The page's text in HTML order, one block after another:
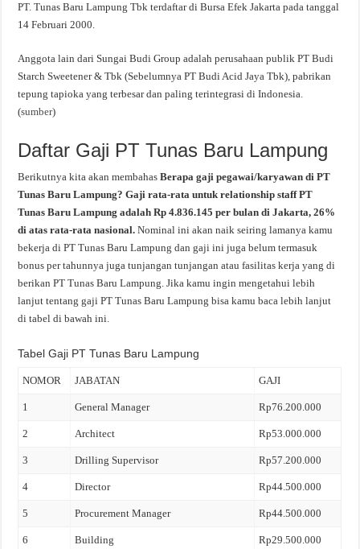
PT. Tunas Baru Lampung Tbk terdaftar di Bursa Efek Jakarta pada tanggal
14 Februari 2000.
Anggota lain dari Sungai Budi Group adalah perusahaan publik PT Budi
Starch Sweetener & Tbk (Sebelumnya PT Budi Acid Jaya Tbk), pabrikan
tepung tapioka yang terbesar dan paling terintegrasi di Indonesia.
(sumber)
Daftar Gaji PT Tunas Baru Lampung
Berikutnya kita akan membahasBerapa gaji pegawai/karyawan di PT
Tunas Baru Lampung? Gaji rata-rata untuk relationship staff PT
Tunas Baru Lampung adalah Rp 4.836.145 per bulan di Jakarta, 26%
di atas rata-rata nasional.Nominal ini akan naik seiring lamanya kamu
bekerja di PT Tunas Baru Lampung dan gaji ini juga belum termasuk
bonus per tahunnya juga tunjangan tunjangan atau fasilitas kerja yang di
berikan PT Tunas Baru Lampung. Jika kamu ingin mengetahui lebih
lanjut tentang gaji PT Tunas Baru Lampung bisa kamu baca lebih lanjut
di tabel di bawah ini.
Tabel Gaji PT Tunas Baru Lampung
NOMOR JABATAN GAJI
1 General Manager Rp76.200.000
2 Architect Rp53.000.000
3 Drilling Supervisor Rp57.200.000
4 Director Rp44.500.000
5 Procurement Manager Rp44.500.000
6 Building Rp29.500.000